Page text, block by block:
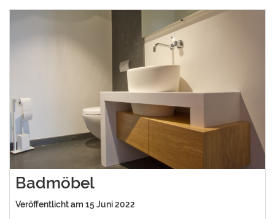
Badmöbel
Veröffentlicht am 15 Juni 2022